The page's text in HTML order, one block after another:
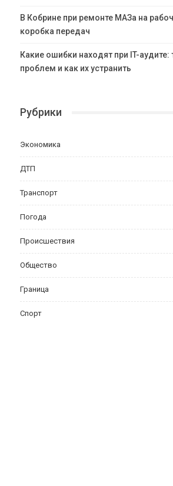
В Кобрине при ремонте МАЗа на
коробка передач
Какие ошибки находят при IT-аудите:
проблем и как их устранить
Рубрики
Экономика
ДТП
Транспорт
Погода
Происшествия
Общество
Граница
Спорт